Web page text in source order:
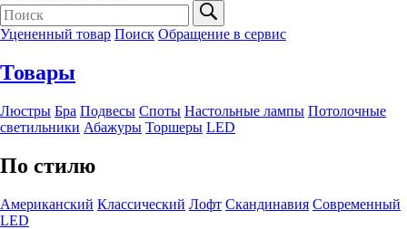
Уцененный товар Поиск Обращение в сервис
Товары
Люстры Бра Подвесы Споты Настольные лампы Потолочные
светильники Абажуры Торшеры LED
По стилю
Американский Классический Лофт Скандинавия Современный
LED